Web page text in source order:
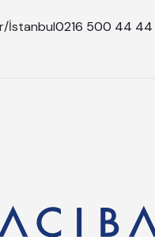
İstanbul0216 500 44 44